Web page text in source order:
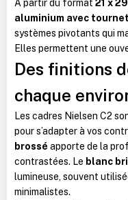
À partir du format 21 x
aluminium avec
systèmes pivotants qui
Elles permettent une
Des finitions
chaque
Les cadres Nielsen C2
pour s’adapter à vos
brossé apporte de la
contrastées. Le blanc
lumineuse, souvent
minimalistes.